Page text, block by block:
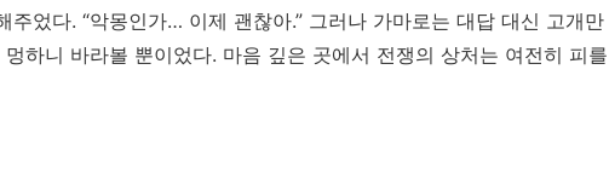
주었다. “악몽인가… 이제 괜찮아.” 그러나 가마로는 대답 대신 고개만
하니 바라볼 뿐이었다. 마음 깊은 곳에서 전쟁의 상처는 여전히 피를